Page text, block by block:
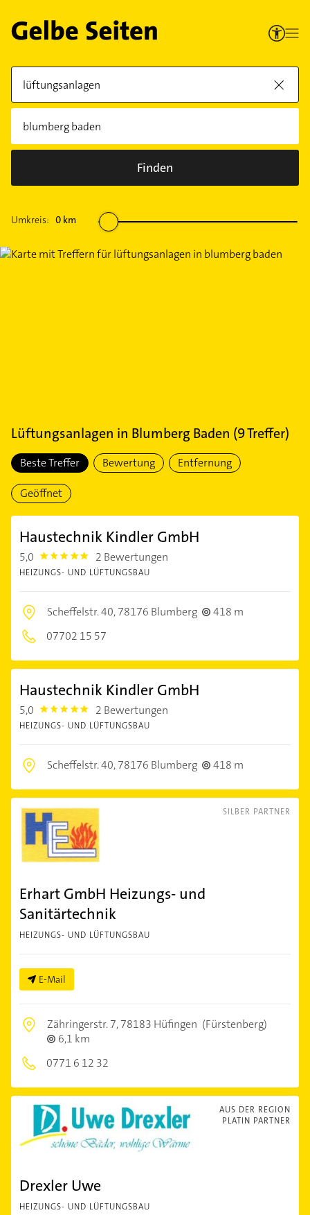
Finden
Umkreis: 0 km
Lüftungsanlagen in Blumberg Baden (9Treffer)
Beste Treffer Bewertung Entfernung
Geöffnet
Haustechnik Kindler GmbH
5,0 5.0 2 Bewertungen
HEIZUNGS- UND LÜFTUNGSBAU
Scheffelstr. 40,78176 Blumberg
418 m
07702 15 57
Haustechnik Kindler GmbH
5,0 5.0 2 Bewertungen
HEIZUNGS- UND LÜFTUNGSBAU
Scheffelstr. 40,78176 Blumberg 418 m
SILBER PARTNER
Erhart GmbH Heizungs- und
Sanitärtechnik
HEIZUNGS- UND LÜFTUNGSBAU
E-Mail
Zähringerstr. 7,78183 Hüfingen (Fürstenberg)
6,1 km
0771 6 12 32
AUS DER REGION
PLATIN PARTNER
Drexler Uwe
HEIZUNGS- UND LÜFTUNGSBAU